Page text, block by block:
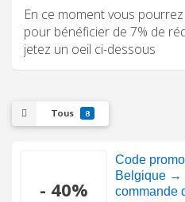
En ce moment vous
pour bénéficier de 7% de
jetez un oeil ci-dessous
Tous 8
- 40%
Code
Belgique →
commande